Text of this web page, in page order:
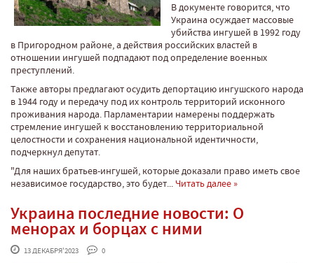
В документе говорится, что
Украина осуждает массовые
убийства ингушей в 1992 году
в Пригородном районе, а действия российских властей в
отношении ингушей подпадают под определение военных
преступлений.
Также авторы предлагают осудить депортацию ингушского народа
в 1944 году и передачу под их контроль территорий исконного
проживания народа. Парламентарии намерены поддержать
стремление ингушей к восстановлению территориальной
целостности и сохранения национальной идентичности,
подчеркнул депутат.
"Для наших братьев-ингушей, которые доказали право иметь свое
независимое государство, это будет... Читать далее »
Украина последние новости: О
менорах и борцах с ними
13 ДЕКАБРЯ'2023 0